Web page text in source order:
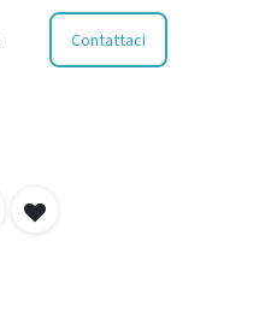
Contattaci